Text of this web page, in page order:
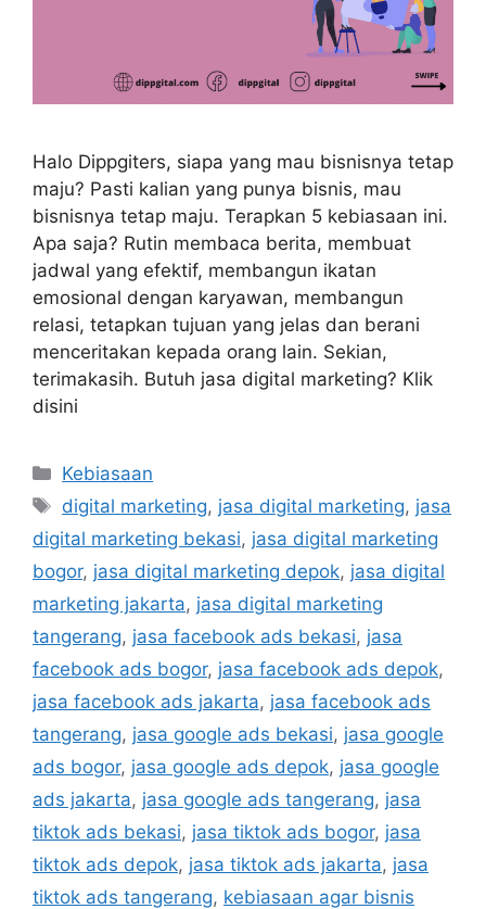
Halo Dippgiters, siapa yang mau bisnisnya tetap
maju? Pasti kalian yang punya bisnis, mau
bisnisnya tetap maju. Terapkan 5 kebiasaan ini.
Apa saja? Rutin membaca berita, membuat
jadwal yang efektif, membangun ikatan
emosional dengan karyawan, membangun
relasi, tetapkan tujuan yang jelas dan berani
menceritakan kepada orang lain. Sekian,
terimakasih. Butuh jasa digital marketing? Klik
disini
Kebiasaan
digital marketing, jasa digital marketing, jasa
digital marketing bekasi, jasa digital marketing
bogor, jasa digital marketing depok, jasa digital
marketing jakarta, jasa digital marketing
tangerang, jasa facebook ads bekasi, jasa
facebook ads bogor, jasa facebook ads depok,
jasa facebook ads jakarta, jasa facebook ads
tangerang, jasa google ads bekasi, jasa google
ads bogor, jasa google ads depok, jasa google
ads jakarta, jasa google ads tangerang, jasa
tiktok ads bekasi, jasa tiktok ads bogor, jasa
tiktok ads depok, jasa tiktok ads jakarta, jasa
tiktok ads tangerang, kebiasaan agar bisnis